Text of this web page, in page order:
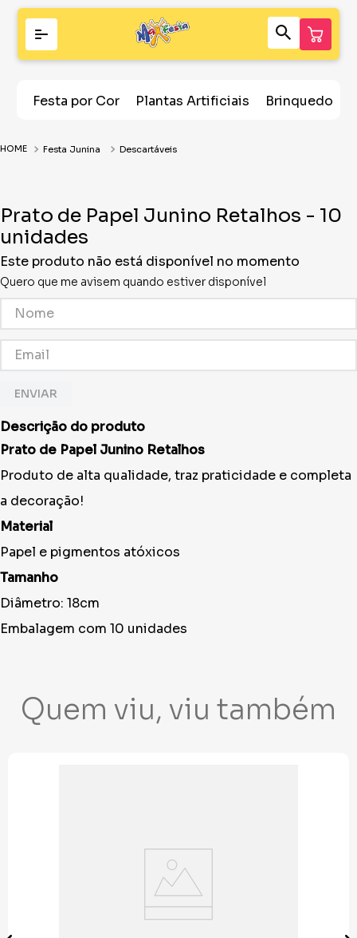
Festa por Cor Plantas Artificiais Brinquedos
Festa Junina Descartáveis
Prato de Papel Junino Retalhos - 10
unidades
Este produto não está disponível no momento
Quero que me avisem quando estiver disponível
ENVIAR
Descrição do produto
Prato de Papel Junino Retalhos
Produto de alta qualidade, traz praticidade e completa
a decoração!
Material
Papel e pigmentos atóxicos
Tamanho
Diâmetro: 18cm
Embalagem com 10 unidades
Quem viu, viu também